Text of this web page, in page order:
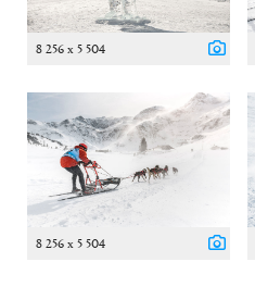
8 256 x 5 504
8 256 x 5 504